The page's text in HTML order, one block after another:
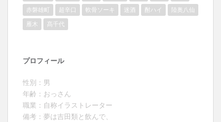
赤磐雄町
超辛口 軟骨ソーキ 迷酒 酎ハイ
陸奥八仙
雁木
髙千代
プロフィール
性別：男
年齢：おっさん
職業：自称イラストレーター
備考：夢は吉田類と飲んで、